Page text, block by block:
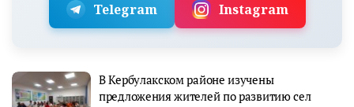
Telegram Instagram
В Кербулакском районе изучены
предложения жителей по развитию сел